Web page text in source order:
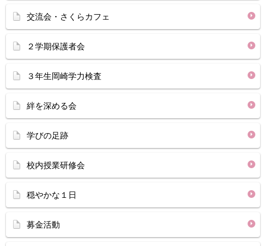
交流会・さくらカフェ
２学期保護者会
３年生岡崎学力検査
絆を深める会
学びの足跡
校内授業研修会
穏やかな１日
募金活動